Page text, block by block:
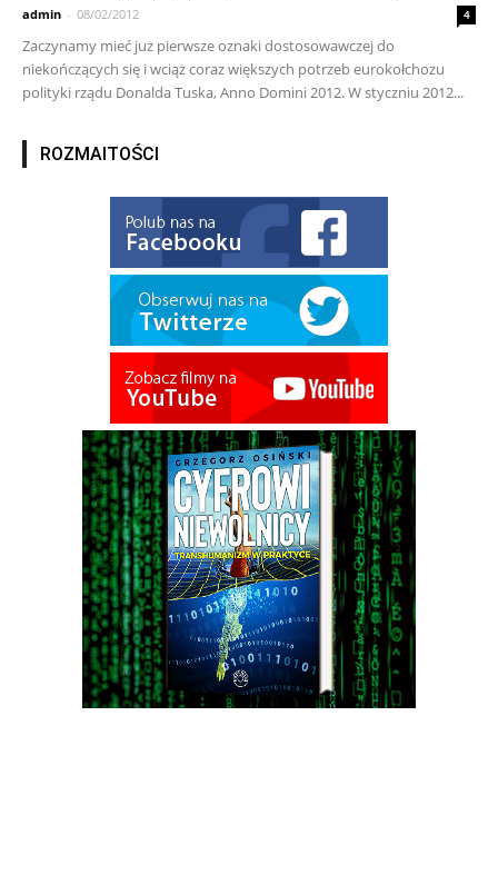
admin - 08/02/2012 4
Zaczynamy mieć już pierwsze oznaki dostosowawczej do
niekończących się i wciąż coraz większych potrzeb eurokołchozu
polityki rządu Donalda Tuska, Anno Domini 2012. W styczniu 2012...
ROZMAITOŚCI